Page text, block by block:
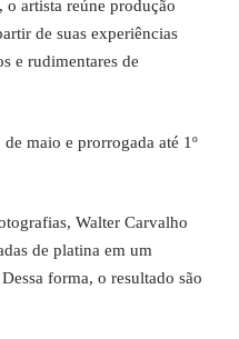
artista reúne produção
de suas experiências
e rudimentares de
maio e prorrogada até 1º
Walter Carvalho
de platina em um
forma, o resultado são